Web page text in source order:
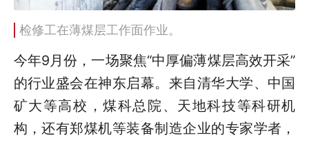
检修工在薄煤层工作面作业。
今年9月份，一场聚焦“中厚偏薄煤层高效开采”
的行业盛会在神东启幕。来自清华大学、中国
矿大等高校，煤科总院、天地科技等科研机
构，还有郑煤机等装备制造企业的专家学者，